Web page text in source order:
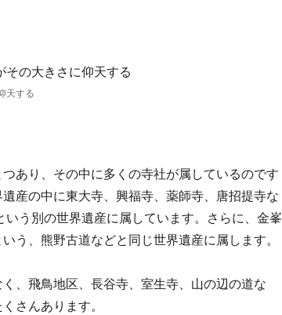
天する
あり、その中に多くの寺社が属しているのです
産の中に東大寺、興福寺、薬師寺、唐招提寺な
う別の世界遺産に属しています。さらに、金峯
う、熊野古道などと同じ世界遺産に属します。
、飛鳥地区、長谷寺、室生寺、山の辺の道な
さんあります。